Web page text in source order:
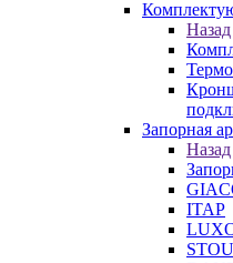
Назад
Запорная
Назад
ITAP